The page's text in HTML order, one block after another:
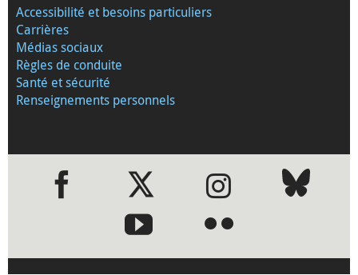
Accessibilité et besoins particuliers
Carrières
Médias sociaux
Règles de conduite
Santé et sécurité
Renseignements personnels
●●